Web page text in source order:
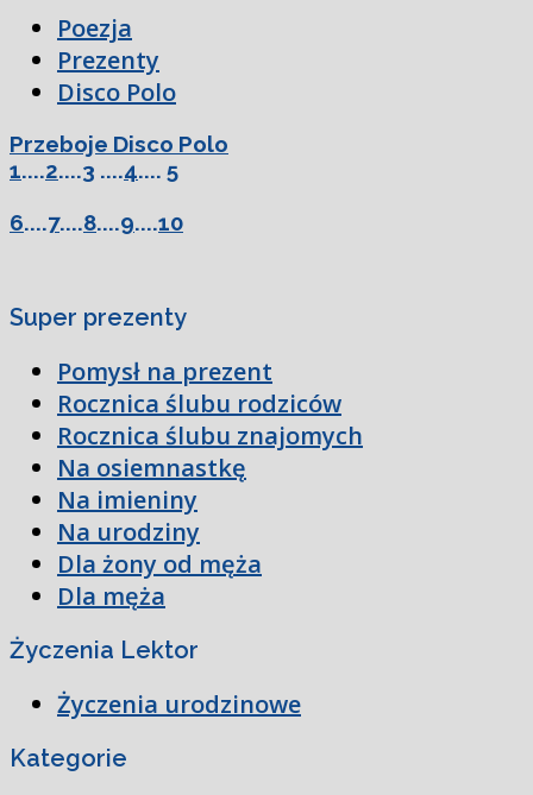
Poezja
Prezenty
Disco Polo
Przeboje Disco Polo
1....2....3 ....4.... 5
6....7....8....9....10
Super prezenty
Pomysł na prezent
Rocznica ślubu rodziców
Rocznica ślubu znajomych
Na osiemnastkę
Na imieniny
Na urodziny
Dla żony od męża
Dla męża
Życzenia Lektor
Życzenia urodzinowe
Kategorie